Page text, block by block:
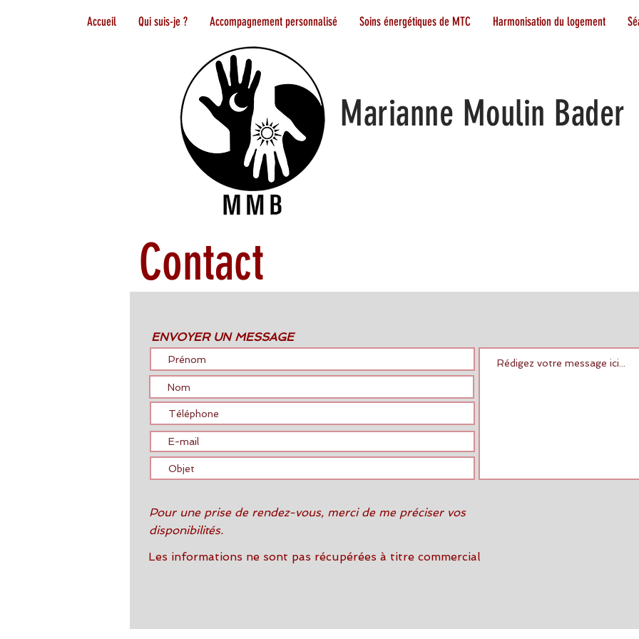
Accueil Qui suis-je ? Accompagnement personnalisé Soins énergétiques de MTC Harmonisation du logement
Marianne Moulin Bader
Contact
ENVOYER UN MESSAGE
Pour une prise de rendez-vous, merci de me préciser vos
disponibilités.
Les informations ne sont pas récupérées à titre commercial